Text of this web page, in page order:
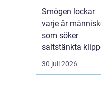
småskalighet
och personligt
urval
Smögen lockar
varje år
som söker
saltstänkta
dagsfärska
och genuina
30 juli 2026